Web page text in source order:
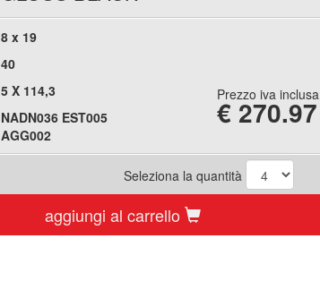
8 x 19
40
5 X 114,3
NADN036 EST005
AGG002
Prezzo iva inclusa
€ 270.97
Seleziona la quantità
aggiungi al carrello